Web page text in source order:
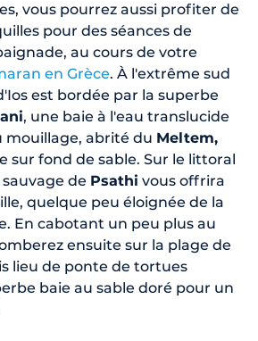
vous pourrez aussi profiter de
pour des séances de
au cours de votre
en Grèce. À l'extrême sud
est bordée par la superbe
, une baie à l'eau translucide
mouillage, abrité du Meltem,
sur fond de sable. Sur le littoral
de Psathi vous offrira
quelque peu éloignée de la
En cabotant un peu plus au
ensuite sur la plage de
lieu de ponte de tortues
baie au sable doré pour un